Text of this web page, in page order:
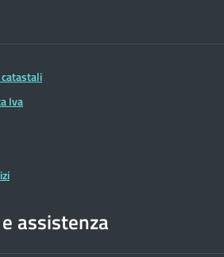
Iva
assistenza